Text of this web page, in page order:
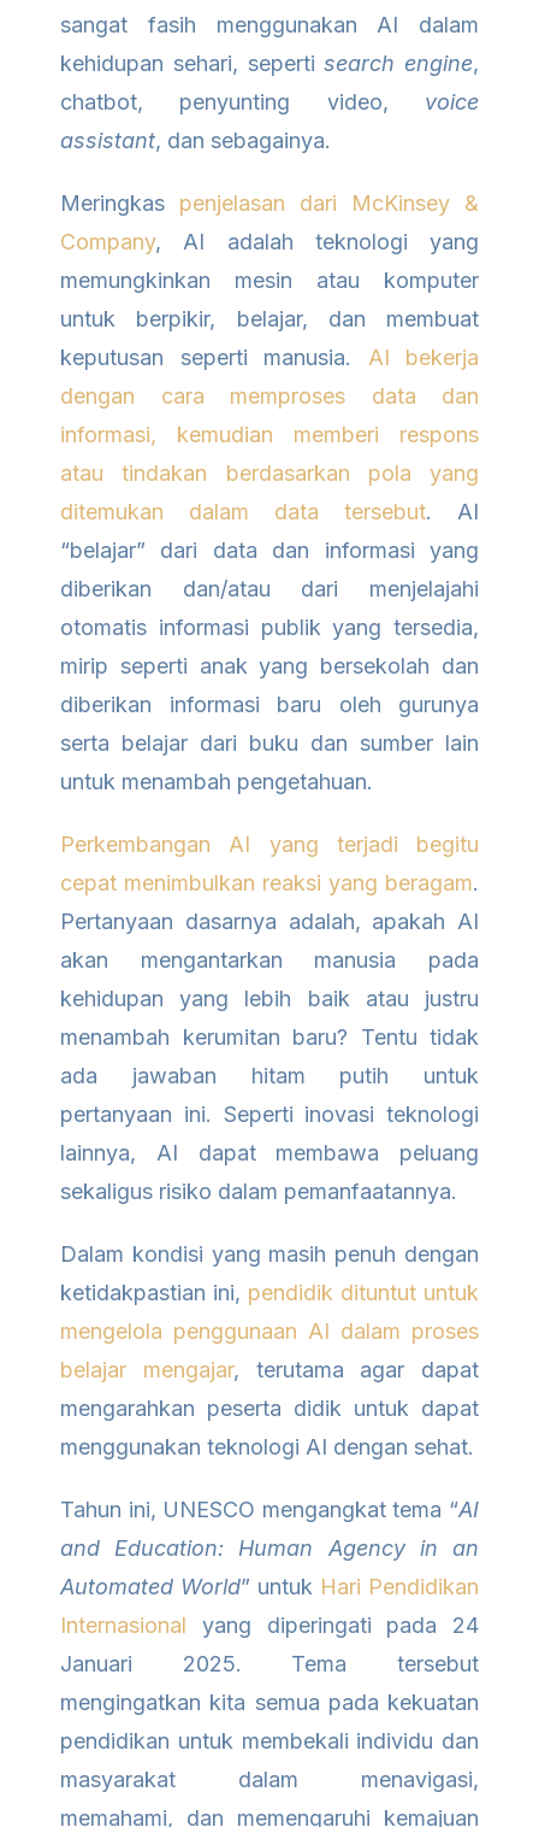
sangat fasih menggunakan AI dalam
kehidupan sehari, sepertisearch engine,
chatbot, penyunting video, voice
assistant, dan sebagainya.
Meringkas penjelasan dari McKinsey &
Company, AI adalah teknologi yang
memungkinkan mesin atau komputer
untuk berpikir, belajar, dan membuat
keputusan seperti manusia. AI bekerja
dengan cara memproses data dan
informasi, kemudian memberi respons
atau tindakan berdasarkan pola yang
ditemukan dalam data tersebut. AI
“belajar” dari data dan informasi yang
diberikan dan/atau dari menjelajahi
otomatis informasi publik yang tersedia,
mirip seperti anak yang bersekolah dan
diberikan informasi baru oleh gurunya
serta belajar dari buku dan sumber lain
untuk menambah pengetahuan.
Perkembangan AI yang terjadi begitu
cepat menimbulkan reaksi yang beragam.
Pertanyaan dasarnya adalah, apakah AI
akan mengantarkan manusia pada
kehidupan yang lebih baik atau justru
menambah kerumitan baru? Tentu tidak
ada jawaban hitam putih untuk
pertanyaan ini. Seperti inovasi teknologi
lainnya, AI dapat membawa peluang
sekaligus risiko dalam pemanfaatannya.
Dalam kondisi yang masih penuh dengan
ketidakpastian ini, pendidik dituntut untuk
mengelola penggunaan AI dalam proses
belajar mengajar, terutama agar dapat
mengarahkan peserta didik untuk dapat
menggunakan teknologi AI dengan sehat.
Tahun ini, UNESCO mengangkat tema “AI
and Education: Human Agency in an
Automated World” untuk Hari Pendidikan
Internasional yang diperingati pada 24
Januari 2025. Tema tersebut
mengingatkan kita semua pada kekuatan
pendidikan untuk membekali individu dan
masyarakat dalam menavigasi,
memahami, dan memengaruhi kemajuan